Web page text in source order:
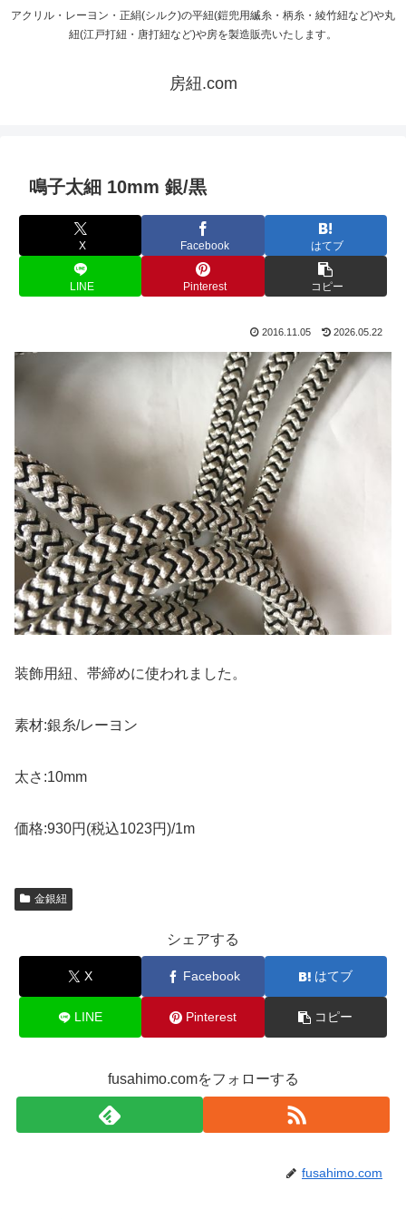
アクリル・レーヨン・正絹(シルク)の平紐(鎧兜用縅糸・柄糸・綾竹紐など)や丸
紐(江戸打紐・唐打紐など)や房を製造販売いたします。
房紐.com
鳴子太細 10mm 銀/黒
X Facebook はてブ
LINE Pinterest コピー
2016.11.05 2026.05.22
装飾用紐、帯締めに使われました。
素材:銀糸/レーヨン
太さ:10mm
価格:930円(税込1023円)/1m
金銀紐
シェアする
X Facebook はてブ
LINE Pinterest コピー
fusahimo.comをフォローする
fusahimo.com